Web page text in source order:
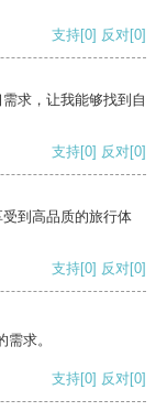
支持[0] 反对[0]
求，让我能够找到自
支持[0] 反对[0]
到高品质的旅行体
支持[0] 反对[0]
求。
支持[0] 反对[0]